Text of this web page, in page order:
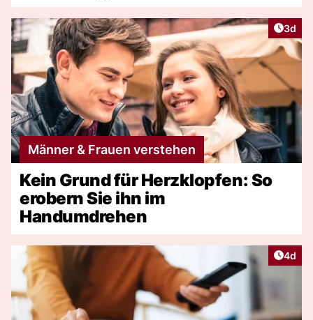
3d
Männer & Frauen verstehen
Kein Grund für Herzklopfen: So
erobern Sie ihn im
Handumdrehen
4d